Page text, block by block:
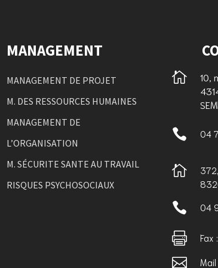
MANAGEMENT
MANAGEMENT DE PROJET
M. DES RESSOURCES HUMAINES
MANAGEMENT DE
L’ORGANISATION
M. SÉCURITE SANTE AU TRAVAIL
RISQUES PSYCHOSOCIAUX

10,
 04

 04
 Fax
